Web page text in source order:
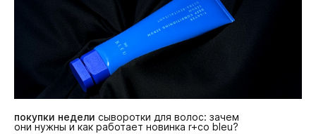
покупки недели сыворотки для волос: зачем
они нужны и как работает новинка r+co bleu?